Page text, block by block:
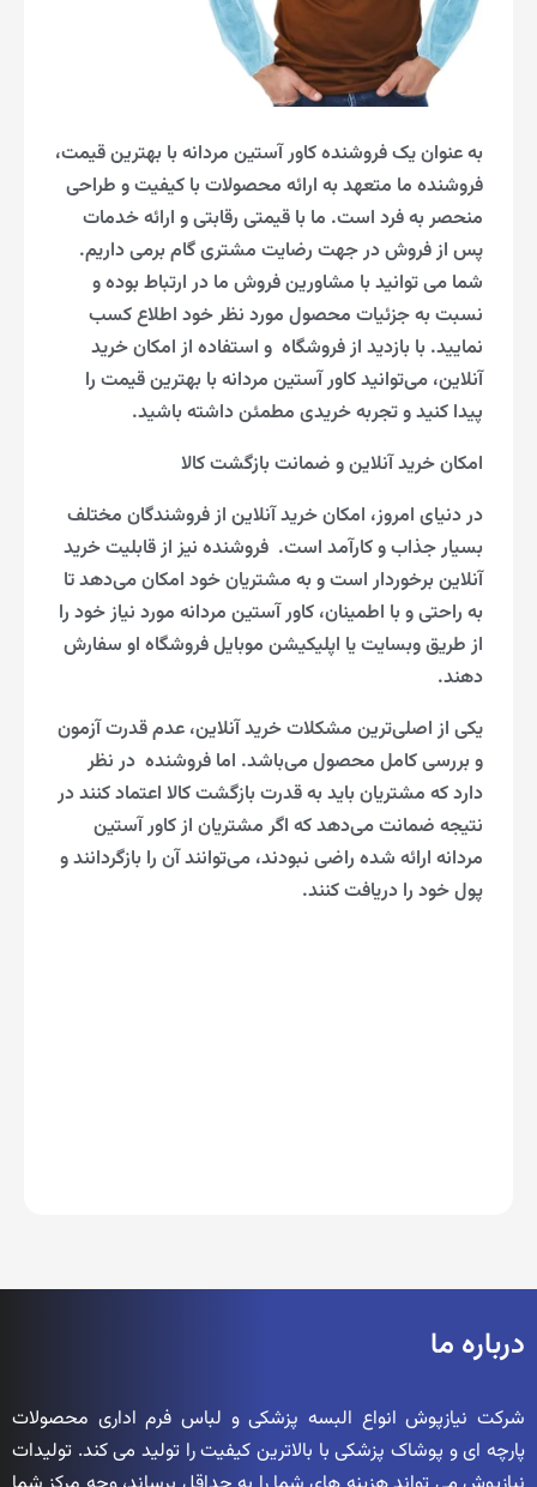
به عنوان یک فروشنده کاور آستین مردانه با بهترین قیمت،
فروشنده ما متعهد به ارائه محصولات با کیفیت و طراحی
منحصر به فرد است. ما با قیمتی رقابتی و ارا‌ئه خدمات
پس از فروش در جهت رضایت مشتری گام برمی داریم.
شما می توانید با مشاورین فروش ما در ارتباط بوده و
نسبت به جزئیات محصول مورد نظر خود اطلاع کسب
نمایید. با بازدید از فروشگاه و استفاده از امکان خرید
آنلاین، می‌توانید کاور آستین مردانه با بهترین قیمت را
پیدا کنید و تجربه خریدی مطمئن داشته باشید.
امکان خرید آنلاین و ضمانت بازگشت کالا
در دنیای امروز، امکان خرید آنلاین از فروشندگان مختلف
بسیار جذاب و کارآمد است. فروشنده نیز از قابلیت خرید
آنلاین برخوردار است و به مشتریان خود امکان می‌دهد تا
به راحتی و با اطمینان، کاور آستین مردانه مورد نیاز خود را
از طریق وبسایت یا اپلیکیشن موبایل فروشگاه او سفارش
دهند.
یکی از اصلی‌ترین مشکلات خرید آنلاین، عدم قدرت آزمون
و بررسی کامل محصول می‌باشد. اما فروشنده در نظر
دارد که مشتریان باید به قدرت بازگشت کالا اعتماد کنند در
نتیجه ضمانت می‌دهد که اگر مشتریان از کاور آستین
مردانه ارائه شده راضی نبودند، می‌توانند آن را بازگردانند و
پول خود را دریافت کنند.
درباره ما
شرکت نیازپوش انواع البسه پزشکی و لباس فرم اداری محصولات
پارچه ای و پوشاک پزشکی با بالاترین کیفیت را تولید می کند. تولیدات